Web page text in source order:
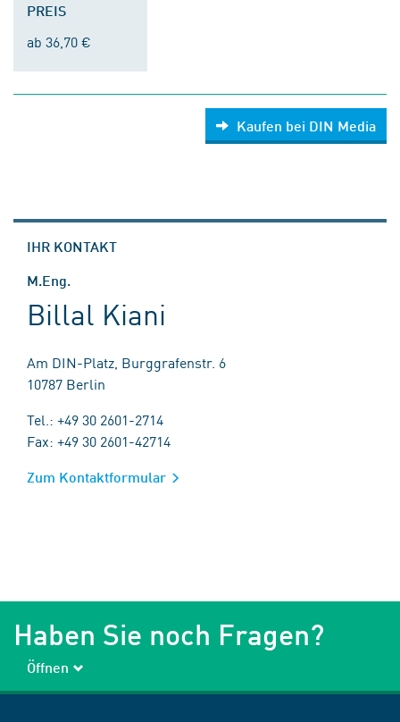
PREIS
ab 36,70 €
Kaufen bei DIN Media
IHR KONTAKT
M.Eng.
Billal Kiani
Am DIN-Platz, Burggrafenstr. 6
10787 Berlin
Tel.: +49 30 2601-2714
Fax: +49 30 2601-42714
Zum Kontaktformular
Haben Sie noch Fragen?
Öffnen